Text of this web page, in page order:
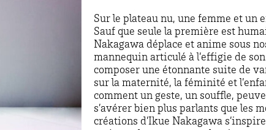
Sur le plateau nu, une femme et un
Sauf que seule la première est
Nakagawa déplace et anime sous
mannequin articulé à l’effigie de
composer une étonnante suite de
sur la maternité, la féminité et
comment un geste, un souffle,
s’avérer bien plus parlants que les
créations d’Ikue Nakagawa